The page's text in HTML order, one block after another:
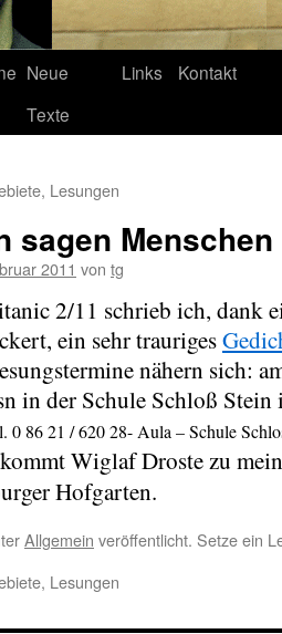
Neue
Texte
Links Kontakt
Lesungen
sagen
2011 von tg
2/11 schrieb ich, dank
ein sehr trauriges
nähern sich:
in der Schule Schloß Stein
0 86 21 / 620 28- Aula – Schule
Wiglaf Droste zu
Hofgarten.
Allgemein veröffentlicht. Setze ein
Lesungen